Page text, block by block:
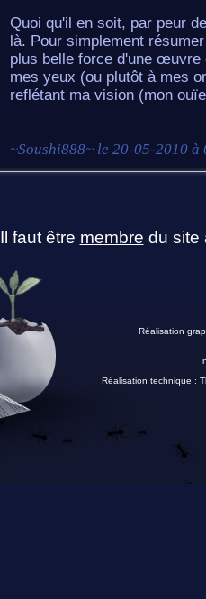
Quoi qu'il en soit, par peur
là. Pour simplement
plus belle force d'une œuvre
mes yeux (ou plutôt à mes
reflétant ma vision (mon
~Soushi888~ le 20-05-2010 à
Il faut être membre du site
Réalisation
Réalisation technique :